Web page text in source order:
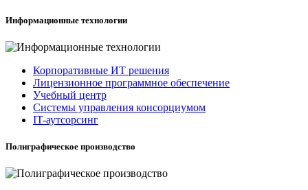
Информационные технологии
Корпоративные ИТ решения
Лицензионное программное обеспечение
Учебный центр
Системы управления консорциумом
IT-аутсорсинг
Полиграфическое производство